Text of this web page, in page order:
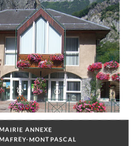
MAIRIE ANNEXE
MONTPASCAL